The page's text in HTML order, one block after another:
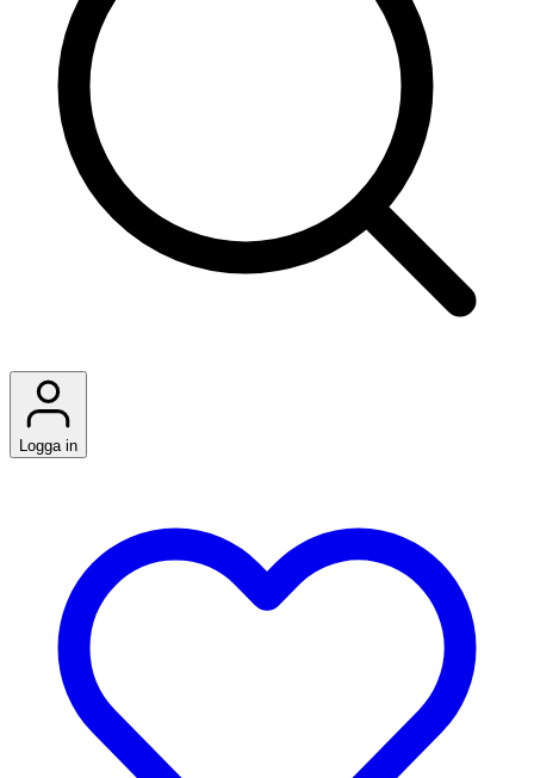
Logga in